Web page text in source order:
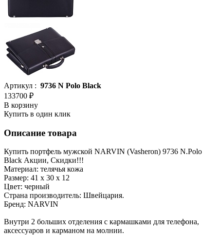
Артикул : 9736 N Polo Black
133700 ₽
В корзину
Купить в один клик
Описание товара
Купить портфель мужской NARVIN (Vasheron) 9736 N.Polo
Black Акции, Скидки!!!
Материал: телячья кожа
Размер: 41 x 30 x 12
Цвет: черный
Страна производитель: Швейцария.
Бренд: NARVIN
Внутри 2 больших отделения с кармашками для телефона,
аксессуаров и карманом на молнии.